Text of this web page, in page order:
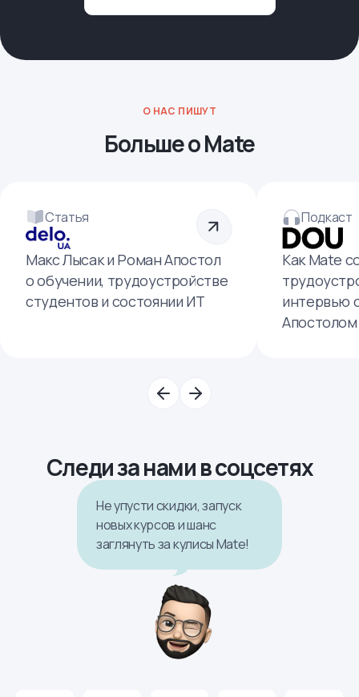
О НАС ПИШУТ
Больше о Mate
Статья
Макс Лысак и Роман Апостол
о обучении, трудоустройстве
студентов и состоянии ИТ
Подкаст
Как Mate
интервью
Апостолом
Следи за нами в соцсетях
Не упусти скидки, запуск
новых курсов и шанс
заглянуть за кулисы Mate!